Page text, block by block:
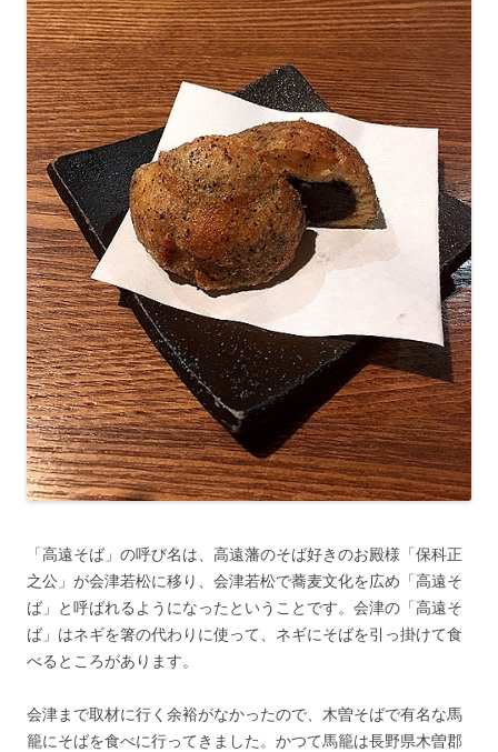
「高遠そば」の呼び名は、高遠藩のそば好きのお殿様「保科正
之公」が会津若松に移り、会津若松で蕎麦文化を広め「高遠そ
ば」と呼ばれるようになったということです。会津の「高遠そ
ば」はネギを箸の代わりに使って、ネギにそばを引っ掛けて食
べるところがあります。
会津まで取材に行く余裕がなかったので、木曽そばで有名な馬
籠にそばを食べに行ってきました。かつて馬籠は長野県木曽郡